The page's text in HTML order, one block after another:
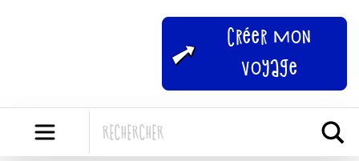
Créer mon
voyage